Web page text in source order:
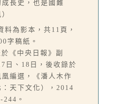
長史，也是國難
料為影本，共11頁，
字稿紙。
《中央日報》副
日、18日，後收錄於
編選，《潘人木作
天下文化），2014
。